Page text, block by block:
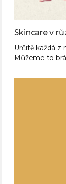
Skincare v
Určitě každá z
Můžeme to